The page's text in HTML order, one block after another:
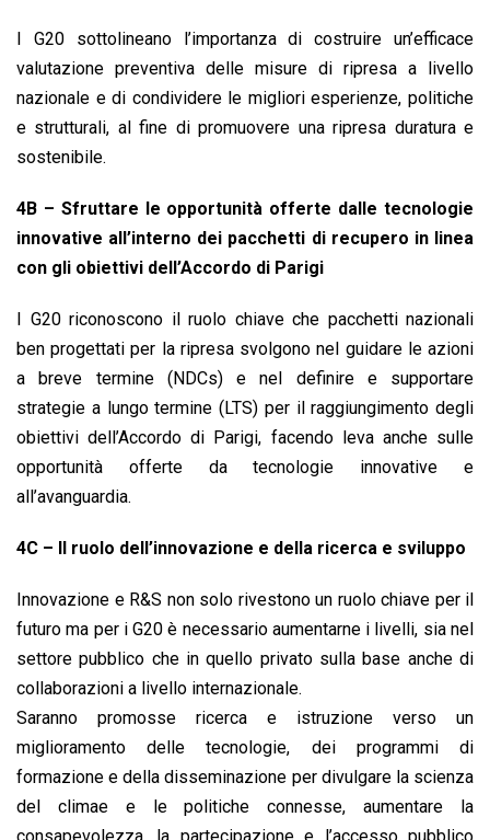
I G20 sottolineano l’importanza di costruire un’efficace
valutazione preventiva delle misure di ripresa a livello
nazionale e di condividere le migliori esperienze, politiche
e strutturali, al fine di promuovere una ripresa duratura e
sostenibile.
4B – Sfruttare le opportunità offerte dalle tecnologie
innovative all’interno dei pacchetti di recupero in linea
con gli obiettivi dell’Accordo di Parigi
I G20 riconoscono il ruolo chiave che pacchetti nazionali
ben progettati per la ripresa svolgono nel guidare le azioni
a breve termine (NDCs) e nel definire e supportare
strategie a lungo termine (LTS) per il raggiungimento degli
obiettivi dell’Accordo di Parigi, facendo leva anche sulle
opportunità offerte da tecnologie innovative e
all’avanguardia.
4C – Il ruolo dell’innovazione e della ricerca e sviluppo
Innovazione e R&S non solo rivestono un ruolo chiave per il
futuro ma per i G20 è necessario aumentarne i livelli, sia nel
settore pubblico che in quello privato sulla base anche di
collaborazioni a livello internazionale.
Saranno promosse ricerca e istruzione verso un
miglioramento delle tecnologie, dei programmi di
formazione e della disseminazione per divulgare la scienza
del climae e le politiche connesse, aumentare la